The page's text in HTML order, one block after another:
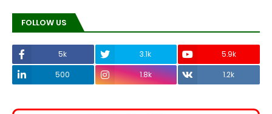
FOLLOW US
5k 3.1k
5.9k
500
1.8k 1.2k